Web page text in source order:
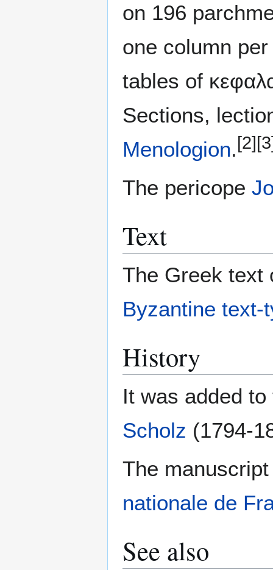
on 196
one column
tables of
Sections,
Menologion. [2]
The pericope
Text
The Greek text
Byzantine text-
History
It was added
Scholz (1794-
The
nationale de
See also